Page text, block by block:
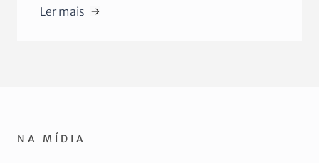
Ler mais
NA MÍDIA